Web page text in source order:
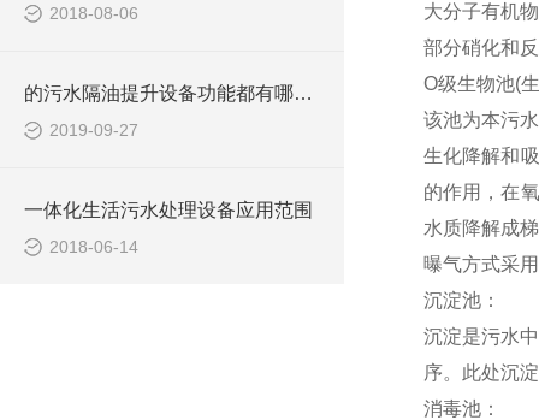
2018-08-06
的污水隔油提升设备功能都有哪些？
2019-09-27
一体化生活污水处理设备应用范围
2018-06-14
大分子有机
部分硝化和
O级生物池(
该池为本污
生化降解和
的作用，在
水质降解成
曝气方式采
沉淀池：
沉淀是污水
序。此处沉
消毒池：